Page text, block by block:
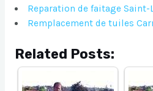
Reparation de faitage
Remplacement de tuiles
Related Posts: